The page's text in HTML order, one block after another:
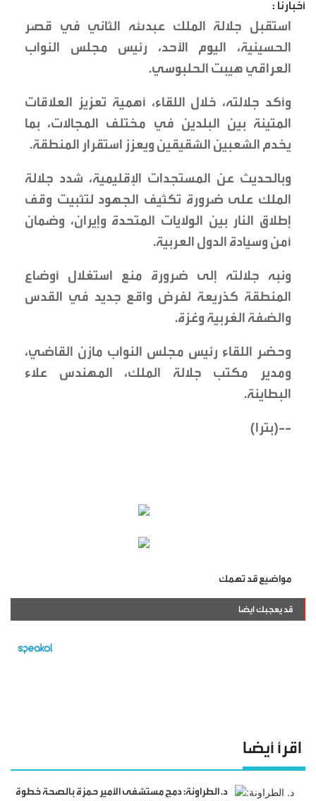
أخبارنا :
استقبل جلالة الملك عبدﷲ الثاني في قصر
الحسينية، اليوم الأحد، رئيس مجلس النواب
العراقي هيبت الحلبوسي.
وأكد جلالته، خلال اللقاء، أهمية تعزيز العلاقات
المتينة بين البلدين في مختلف المجالات، بما
يخدم الشعبين الشقيقين ويعزز استقرار المنطقة.
وبالحديث عن المستجدات الإقليمية، شدد جلالة
الملك على ضرورة تكثيف الجهود لتثبيت وقف
إطلاق النار بين الولايات المتحدة وإيران، وضمان
أمن وسيادة الدول العربية.
ونبه جلالته إلى ضرورة منع استغلال أوضاع
المنطقة كذريعة لفرض واقع جديد في القدس
والضفة الغربية وغزة.
وحضر اللقاء رئيس مجلس النواب مازن القاضي،
ومدير مكتب جلالة الملك، المهندس علاء
البطاينة.
--(بترا)
مواضيع قد تهمك
قد يعجبك ايضا
اقرأ أيضا
د. الطراونة: دمج مستشفى الأمير حمزة بالصحة خطوة